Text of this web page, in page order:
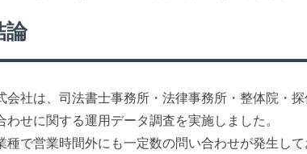
論
会社は、司法書士事務所・法律事務所・整体院・
せに関する運用データ調査を実施しました。
種で営業時間外にも一定数の問い合わせが発生し